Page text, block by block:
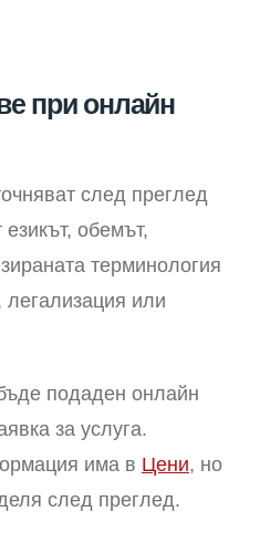
при онлайн
след преглед
обемът,
терминология
легализация или
подаден онлайн
за услуга.
има в Цени, но
след преглед.